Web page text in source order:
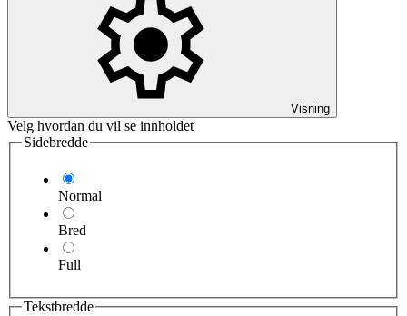
Visning
Velg hvordan du vil se innholdet
Sidebredde
Normal
Bred
Full
Tekstbredde